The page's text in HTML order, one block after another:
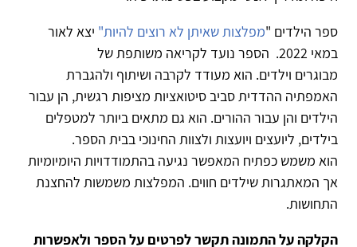
ספר הילדים "מפלצות שאיתן לא רוצים להיות" יצא לאור
במאי 2022. הספר נועד לקריאה משותפת של
מבוגרים וילדים. הוא מעודד לקרבה ושיתוף ולהגברת
האמפתיה ההדדית סביב סיטואציות מציפות רגשית, הן עבור
הילדים והן עבור ההורים. הוא גם מתאים ביותר למטפלים
בילדים, ליועצים ויועצות ולצוות החינוכי בבית הספר.
הוא משמש כפתיח המאפשר נגיעה בהתמודדויות היומיומיות
אך המאתגרות שילדים חווים. המפלצות משמשות להחצנת
התחושות.
הקלקה על התמונה תקשר לפרטים על הספר ולאפשרות